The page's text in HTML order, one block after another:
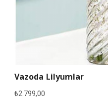
Vazoda Lilyumlar
₺2.799,00